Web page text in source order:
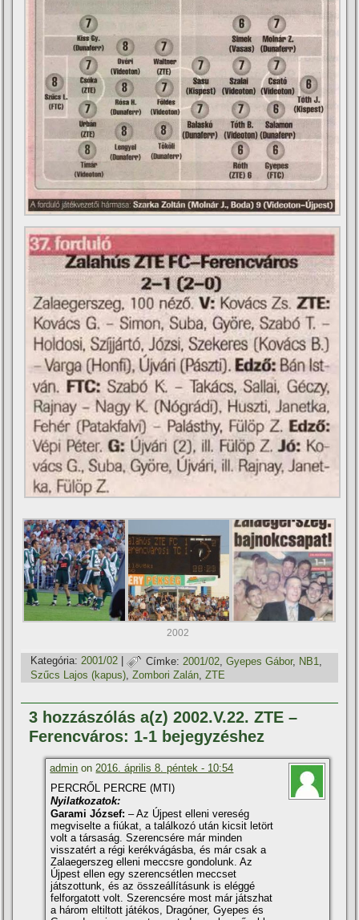
2002
Kategória: 2001/02 | Címke: 2001/02 ,Gyepes Gábor, NB1
Szűcs Lajos (kapus),Zombori Zalán,ZTE
3 hozzászólás a(z) 2002.V.22. ZTE –
Ferencváros: 1-1 bejegyzéshez
admin on2016. április 8. péntek - 10:54
PERCRŐL PERCRE (MTI)
Nyilatkozatok:
Garami József:– Az Újpest elleni vereség
megviselte a fiúkat, a találkozó után kicsit letört
volt a társaság. Szerencsére már minden
visszatért a régi kerékvágásba, és már csak a
Zalaegerszeg elleni meccsre gondolunk. Az
Újpest ellen egy szerencsétlen meccset
játszottunk, és az összeállí­tásunk is eléggé
felforgatott volt. Szerencsére most már játszhat
a három eltiltott játékos, Dragóner, Gyepes és